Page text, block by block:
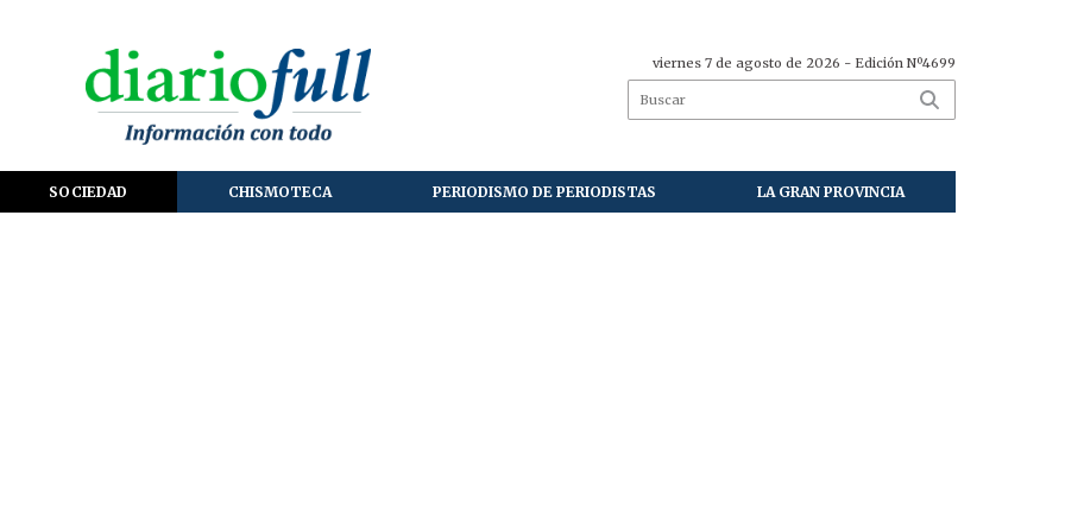
viernes 7 de agosto de 2026 - Edición Nº4699
SOCIEDAD CHISMOTECA PERIODISMO DE PERIODISTAS LA GRAN PROVINCIA